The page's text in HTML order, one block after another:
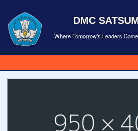
DMC
Where Tomorrow's Leaders